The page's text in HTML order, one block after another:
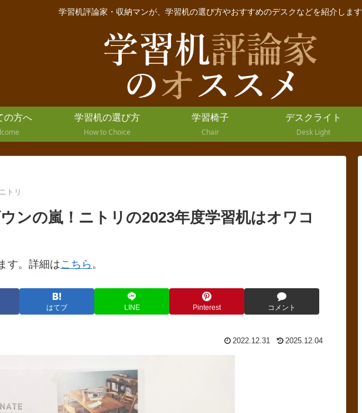
学習机評論家・収納マンが、学習机の選び方やおすすめのデスクなどを紹介します
の方へ
学習机の選び方
How to Choice
学習椅子
Chair
デスクライト
Desk Light
ニトリ
ンの嵐！ニトリの2023年度学習机はオワコ
す。詳細はこちら 。
はてブ LINE Pinterest コメント
2022.12.31 2025.12.04